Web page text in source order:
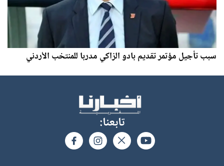
سبب تأجيل مؤتمر تقديم بادو الزاكي مدربا للمنتخب الأردني
تابعنا: